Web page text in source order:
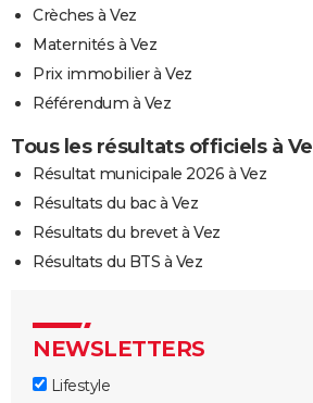
Crèches à Vez
Maternités à Vez
Prix immobilier à Vez
Référendum à Vez
Tous les résultats officiels à
Résultat municipale 2026 à Vez
Résultats du bac à Vez
Résultats du brevet à Vez
Résultats du BTS à Vez
NEWSLETTERS
Lifestyle